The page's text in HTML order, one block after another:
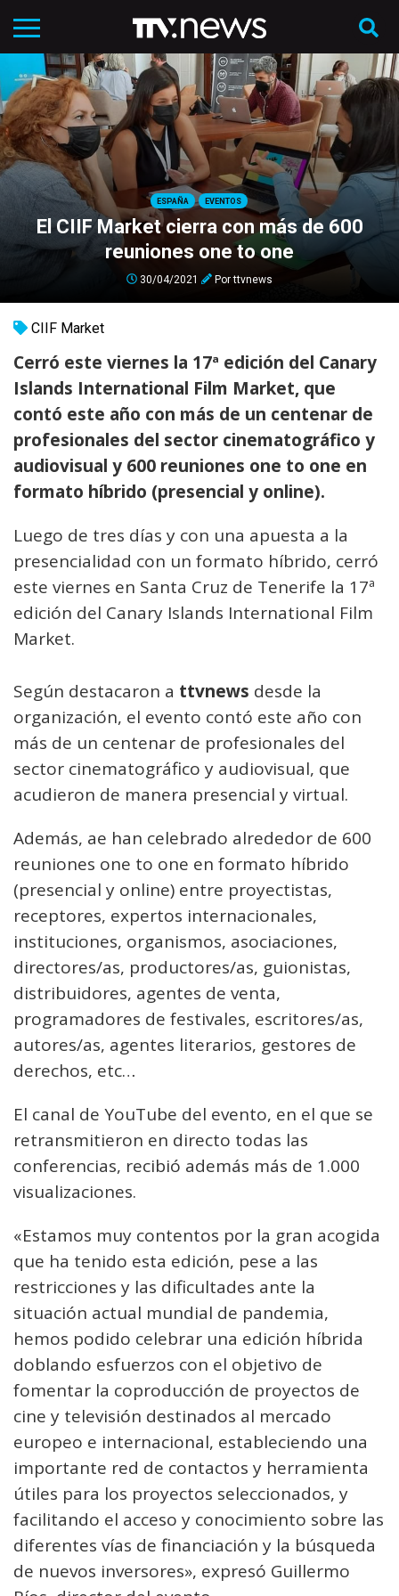
ESPAÑA EVENTOS
El CIIF Market cierra con más de 600
reuniones one to one
30/04/2021 Porttvnews
CIIF Market
Cerró este viernes la 17ª edición del Canary
Islands International Film Market, que
contó este año con más de un centenar de
profesionales del sector cinematográfico y
audiovisual y 600 reuniones one to one en
formato híbrido (presencial y online).
Luego de tres días y con una apuesta a la
presencialidad con un formato híbrido, cerró
este viernes en Santa Cruz de Tenerife la 17ª
edición del Canary Islands International Film
Market.
Según destacaron a ttvnews desde la
organización, el evento contó este año con
más de un centenar de profesionales del
sector cinematográfico y audiovisual, que
acudieron de manera presencial y virtual.
Además, ae han celebrado alrededor de 600
reuniones one to one en formato híbrido
(presencial y online) entre proyectistas,
receptores, expertos internacionales,
instituciones, organismos, asociaciones,
directores/as, productores/as, guionistas,
distribuidores, agentes de venta,
programadores de festivales, escritores/as,
autores/as, agentes literarios, gestores de
derechos, etc…
El canal de YouTube del evento, en el que se
retransmitieron en directo todas las
conferencias, recibió además más de 1.000
visualizaciones.
«Estamos muy contentos por la gran acogida
que ha tenido esta edición, pese a las
restricciones y las dificultades ante la
situación actual mundial de pandemia,
hemos podido celebrar una edición híbrida
doblando esfuerzos con el objetivo de
fomentar la coproducción de proyectos de
cine y televisión destinados al mercado
europeo e internacional, estableciendo una
importante red de contactos y herramienta
útiles para los proyectos seleccionados, y
facilitando el acceso y conocimiento sobre las
diferentes vías de financiación y la búsqueda
de nuevos inversores», expresó Guillermo